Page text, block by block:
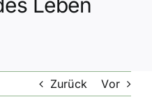
Zurück Vor